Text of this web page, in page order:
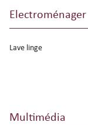
Electroménager
Lave linge
Multimédia